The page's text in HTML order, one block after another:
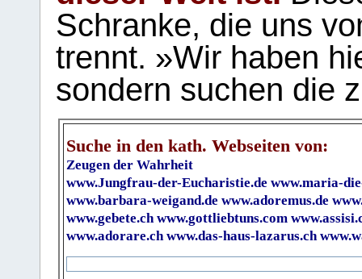
Schranke, die uns
trennt. »Wir haben
sondern suchen die
Suche in den kath. Webseiten von:
Zeugen der Wahrheit
www.Jungfrau-der-Eucharistie.de www.maria-
www.barbara-weigand.de www.adoremus.de
www.gebete.ch www.gottliebtuns.com
www.adorare.ch www.das-haus-lazarus.ch